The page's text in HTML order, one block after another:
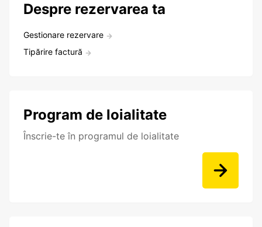
Despre rezervarea ta
Gestionare rezervare
Tipărire factură
Program de loialitate
Înscrie-te în programul de loialitate